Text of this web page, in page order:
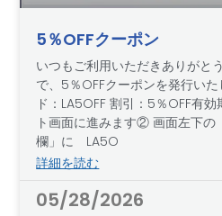
5％OFFクーポン
いつもご利用いただきありがと
で、5％OFFクーポンを発行い
ド：LA5OFF 割引：5％OFF有
ト画面に進みます② 画面左下の
欄」に LA5O
詳細を読む
05/28/2026